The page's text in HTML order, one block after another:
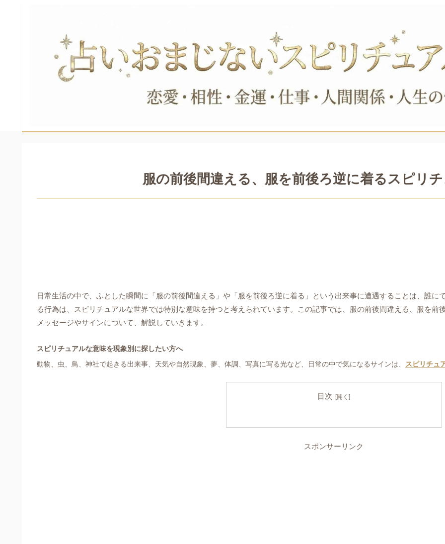
服の前後間違える、服を前後ろ逆に着るスピリ
日常生活の中で、ふとした瞬間に「服の前後間違える」や「服を前後ろ逆に着る」という出来事に遭遇することは、誰
る行為は、スピリチュアルな世界では特別な意味を持つと考えられています。この記事では、服の前後間違える、服を
メッセージやサインについて、解説していきます。
スピリチュアルな意味を現象別に探したい方へ
動物、虫、鳥、神社で起きる出来事、天気や自然現象、夢、体調、写真に写る光など、日常の中で気になるサインは、
スピリチュ
目次
スポンサーリンク